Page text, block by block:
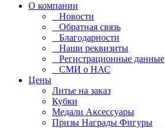
О компании
Новости
Обратная связь
Благодарности
Наши реквизиты
Регистрационные данные
СМИ о НАС
Цены
Литье на заказ
Кубки
Медали Аксессуары
Призы Награды Фигуры